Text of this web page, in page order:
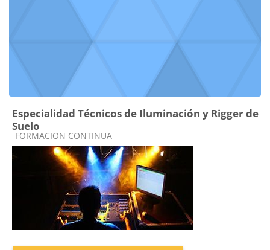
Especialidad Técnicos de Iluminación y Rigger de
Suelo
Categoría de cursos
FORMACION CONTINUA